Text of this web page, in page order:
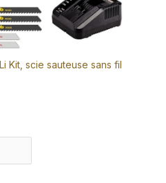
Kit, scie sauteuse sans fil